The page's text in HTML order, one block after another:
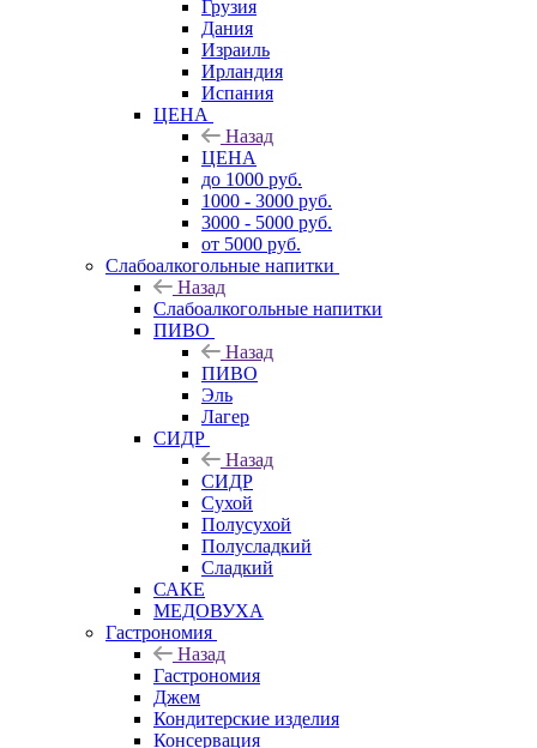
Грузия
Дания
Израиль
Ирландия
Испания
ЦЕНА
Назад
ЦЕНА
до 1000 руб.
1000 - 3000 руб.
3000 - 5000 руб.
от 5000 руб.
Слабоалкогольные напитки
Назад
Слабоалкогольные напитки
ПИВО
Назад
ПИВО
Эль
Лагер
СИДР
Назад
СИДР
Сухой
Полусухой
Полусладкий
Сладкий
САКЕ
МЕДОВУХА
Гастрономия
Назад
Гастрономия
Джем
Кондитерские изделия
Консервация